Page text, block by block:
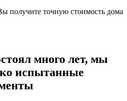
получите точную стоимость дома
много лет, мы
испытанные